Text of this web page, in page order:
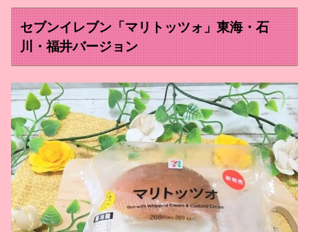
セブンイレブン「マリトッツォ」東海・石
川・福井バージョン